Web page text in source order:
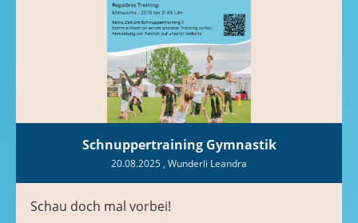
Schnuppertraining Gymnastik
20.08.2025 , Wunderli Leandra
Schau doch mal vorbei!